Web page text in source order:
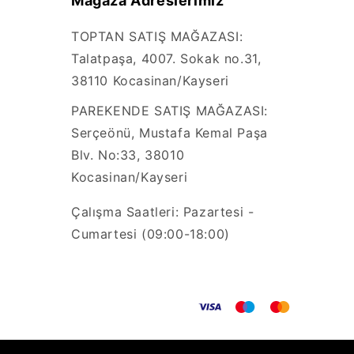
TOPTAN SATIŞ MAĞAZASI:
Talatpaşa, 4007. Sokak no.31,
38110 Kocasinan/Kayseri
PAREKENDE SATIŞ MAĞAZASI:
Serçeönü, Mustafa Kemal Paşa
Blv. No:33, 38010
Kocasinan/Kayseri
Çalışma Saatleri: Pazartesi -
Cumartesi (09:00-18:00)